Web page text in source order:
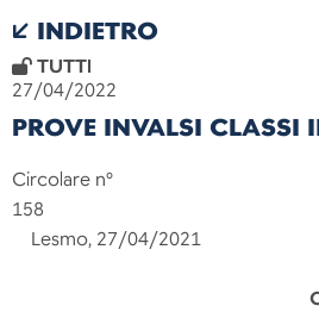
INDIETRO
TUTTI
27/04/2022
PROVE INVALSI CLASSI
Circolare n°
Lesmo, 27/04/2021